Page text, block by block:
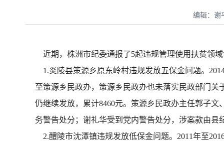
编辑：谢
近期，株洲市纪委通报了5起违规管理使用扶贫领
1.炎陵县策源乡原东岭村违规发放五保金问题。
至策源乡民政办，策源乡民政办也未落实民政部门关
仍继续发放，累计8460元。策源乡民政办主任郭子
务警告处分；谢礼华受到党内警告处分，涉案款由县
2.醴陵市沈潭镇违规发放低保金问题。2011年至